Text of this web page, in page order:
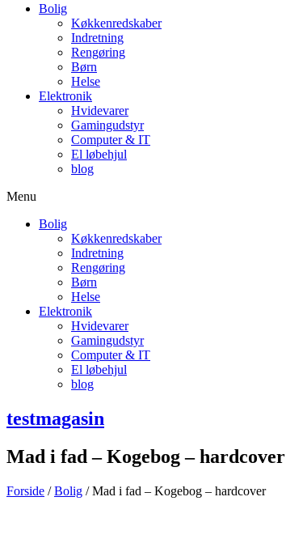
Bolig
Køkkenredskaber
Indretning
Rengøring
Børn
Helse
Elektronik
Hvidevarer
Gamingudstyr
Computer & IT
El løbehjul
blog
Menu
Bolig
Køkkenredskaber
Indretning
Rengøring
Børn
Helse
Elektronik
Hvidevarer
Gamingudstyr
Computer & IT
El løbehjul
blog
testmagasin
Mad i fad – Kogebog – hardcover
Forside /Bolig / Mad i fad – Kogebog – hardcover